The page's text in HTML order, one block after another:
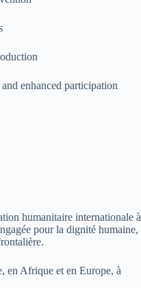
enhanced participation
humanitaire internationale à
pour la dignité humaine,
en Afrique et en Europe, à